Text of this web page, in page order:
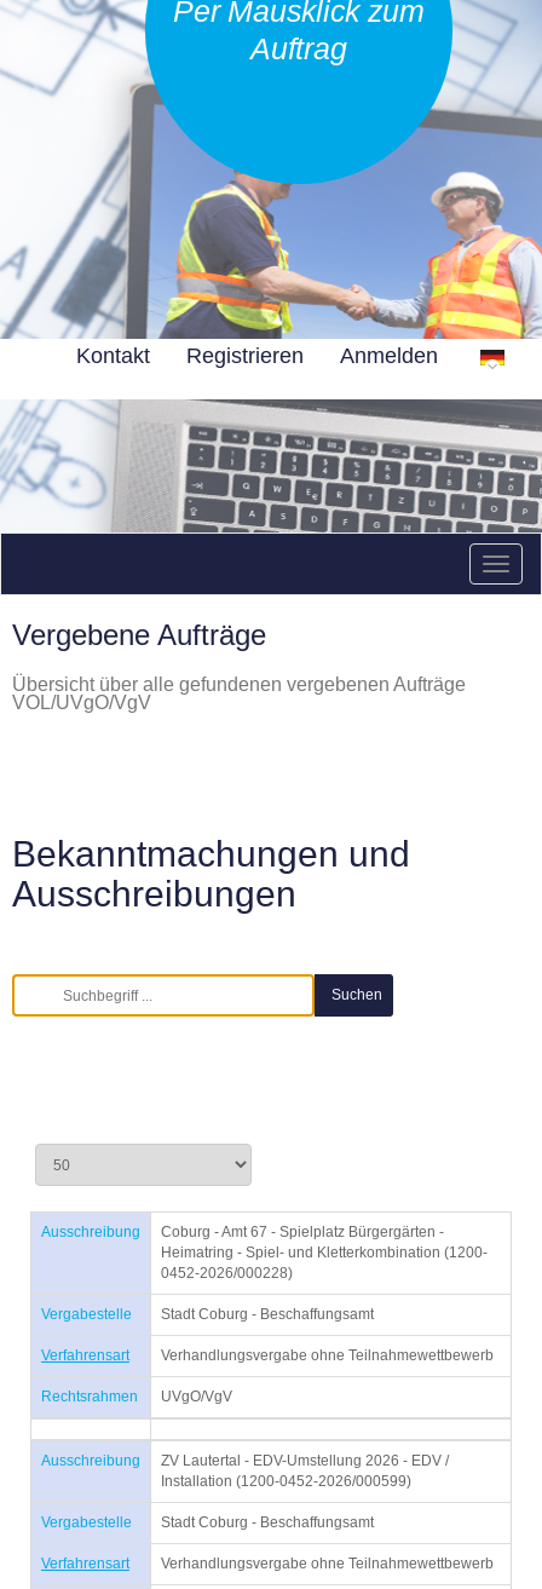
Per Mausklick zum
Auftrag
Kontakt Registrieren Anmelden
Vergebene Aufträge
Übersicht über alle gefundenen vergebenen Aufträge
VOL/UVgO/VgV
Bekanntmachungen und
Ausschreibungen
Ausschreibung
Coburg - Amt 67 - Spielplatz Bürgergärten -
Heimatring - Spiel- und Kletterkombination (1200-
0452-2026/000228)
Vergabestelle Stadt Coburg - Beschaffungsamt
Verfahrensart Verhandlungsvergabe ohne Teilnahmewettbewerb
Rechtsrahmen UVgO/VgV
Ausschreibung
ZV Lautertal - EDV-Umstellung 2026 - EDV /
Installation (1200-0452-2026/000599)
Vergabestelle Stadt Coburg - Beschaffungsamt
Verfahrensart Verhandlungsvergabe ohne Teilnahmewettbewerb